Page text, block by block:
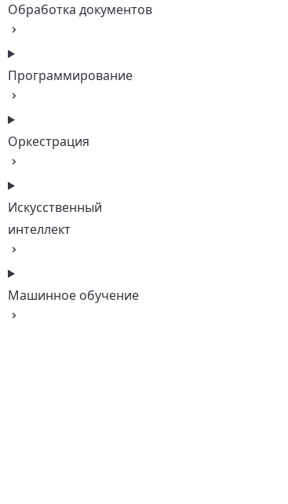
Обработка документов
Программирование
Оркестрация
Искусственный
интеллект
Машинное обучение